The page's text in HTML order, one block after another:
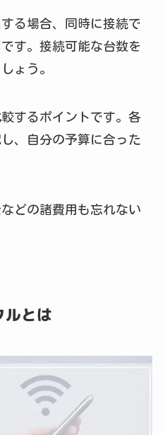
る場合、同時に接続で
す。接続可能な台数を
ょう。
するポイントです。各
、自分の予算に合った
どの諸費用も忘れない
とは